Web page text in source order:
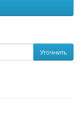
Уточнить